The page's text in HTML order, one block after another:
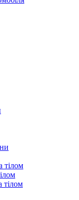
тілом